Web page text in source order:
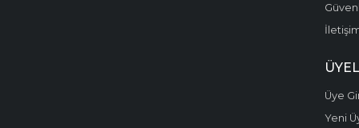
Üye
Yeni